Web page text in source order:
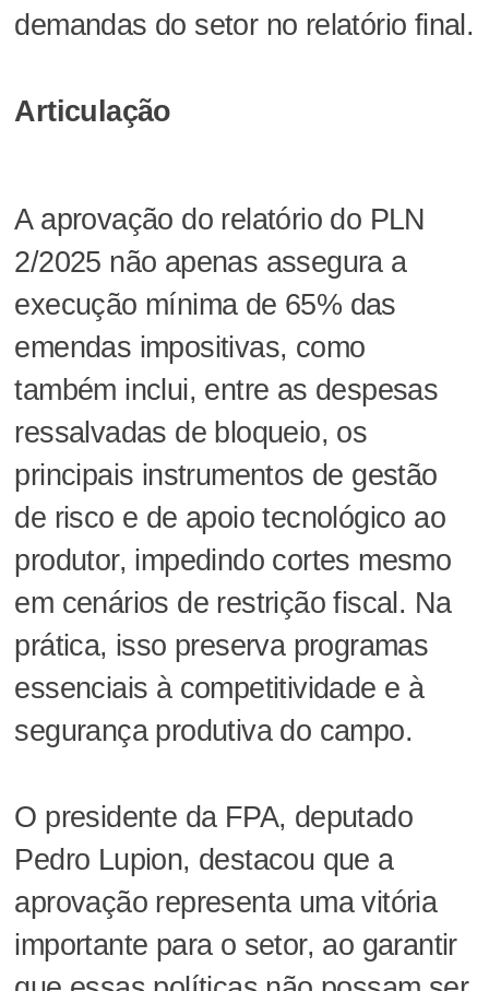
demandas do setor no relatório final.
Articulação
A aprovação do relatório do PLN
2/2025 não apenas assegura a
execução mínima de 65% das
emendas impositivas, como
também inclui, entre as despesas
ressalvadas de bloqueio, os
principais instrumentos de gestão
de risco e de apoio tecnológico ao
produtor, impedindo cortes mesmo
em cenários de restrição fiscal. Na
prática, isso preserva programas
essenciais à competitividade e à
segurança produtiva do campo.
O presidente da FPA, deputado
Pedro Lupion, destacou que a
aprovação representa uma vitória
importante para o setor, ao garantir